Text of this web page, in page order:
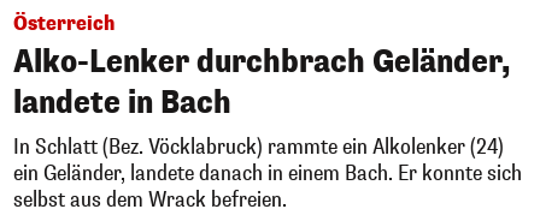
Österreich
Alko-Lenker durchbrach Geländer,
landete in Bach
In Schlatt (Bez. Vöcklabruck) rammte ein Alkolenker (24)
ein Geländer, landete danach in einem Bach. Er konnte sich
selbst aus dem Wrack befreien.